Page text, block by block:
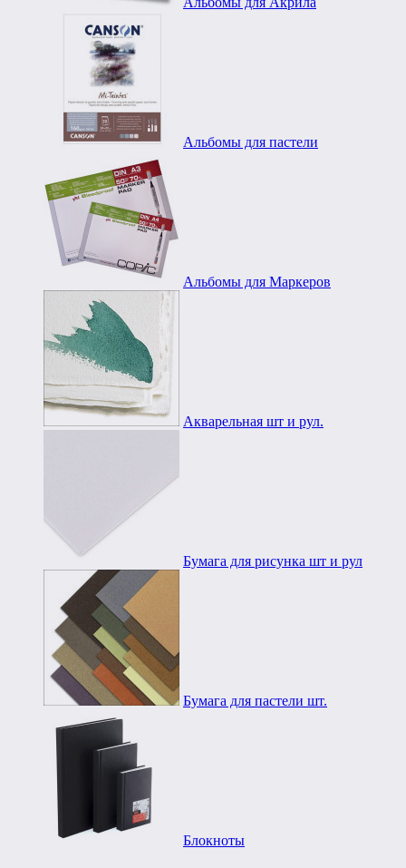
Альбомы для пастели
Альбомы для Маркеров
Акварельная шт и рул.
Бумага для рисунка шт и рул
Бумага для пастели шт.
Блокноты